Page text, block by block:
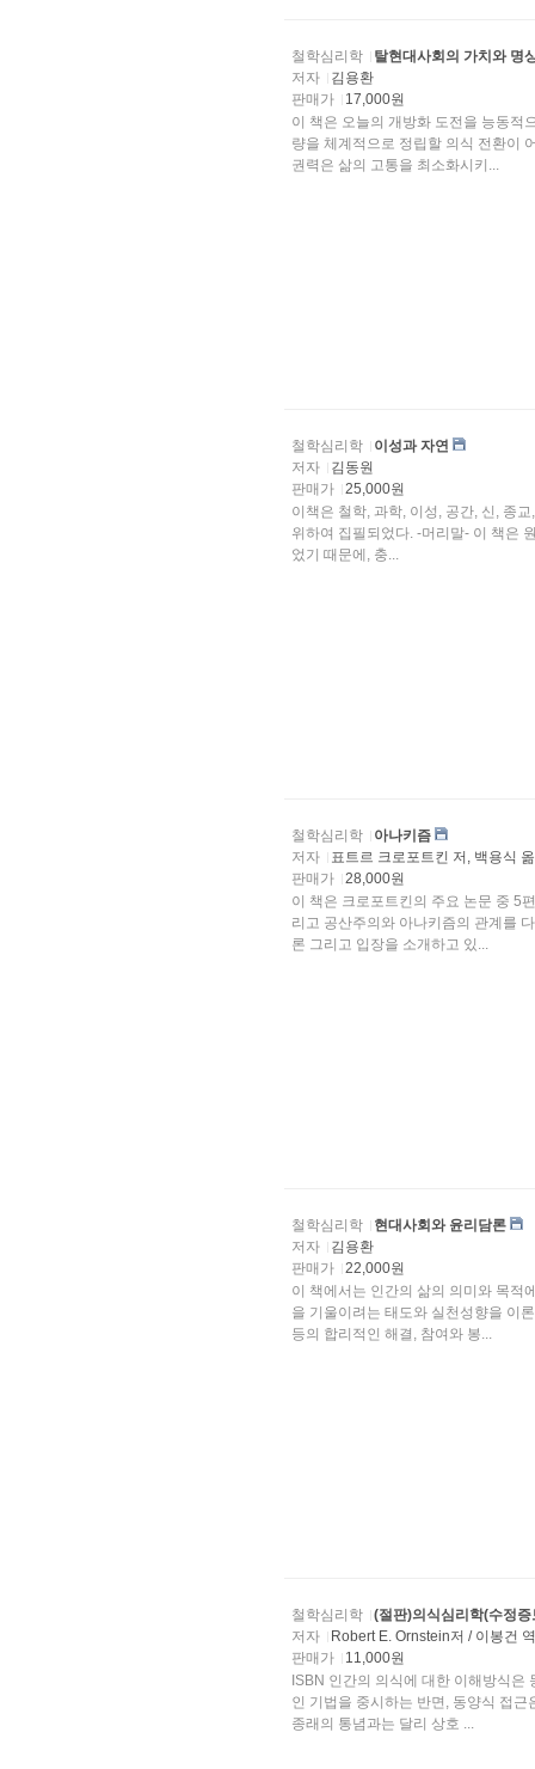
철학심리학
탈현대사회의 가치와 명
저자
김용환
판매가
17,000원
이 책은 오늘의 개방화 도전을 능동적으로 이겨나가
량을 체계적으로 정립할 의식 전환이
권력은 삶의 고통을 최소화시키...
철학심리학
이성과 자연
저자
김동원
판매가
25,000원
이책은 철학, 과학, 이성, 공간, 신, 종교, 자연, 인류 등 자연과 인간의
위하여 집필되었다. -머리말- 이 책은 원래 l990년에 도서출판 ‘한승’에서 냈던 것이다. 책이 절판되
었기 때문에, 충...
철학심리학
아나키즘
저자
표트르 크로포트킨 저, 백용식
판매가
28,000원
이 책은 크로포트킨의 주요 논문 중 5
리고 공산주의와 아나키즘의 관계를
론 그리고 입장을 소개하고 있...
철학심리학
현대사회와 윤리담론
저자
김용환
판매가
22,000원
이 책에서는 인간의 삶의 의미와 목적
을 기울이려는 태도와 실천성향을 이론적으로 검토하고자 한다. 아울러 현대 사회에서 요청되는 갈
등의 합리적인 해결, 참여와 봉...
철학심리학
(절판)의식심리학(수정증
저자
Robert E. Ornstein저 / 이봉건
판매가
11,000원
ISBN 인간의 의식에 대한 이해방식은 동서양으로 대
인 기법을 중시하는 반면, 동양식 접
종래의 통념과는 달리 상호 ...